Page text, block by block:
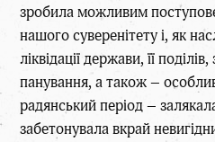
зробила можливим
нашого суверенітету і, як
ліквідації держави, її
панування, а також –
радянський період –
забетонувала вкрай